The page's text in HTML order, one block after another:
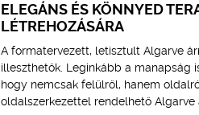
ELEGÁNS ÉS KÖNNYED
LÉTREHOZÁSÁRA
A formatervezett, letisztult Algarve
illeszthetők. Leginkább a manapság
hogy nemcsak felülről, hanem
oldalszerkezettel rendelhető Algarve